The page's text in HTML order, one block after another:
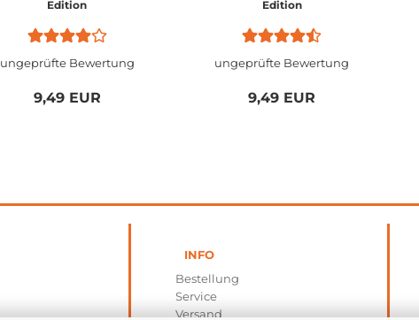
Edition
ungeprüfte Bewertung
9,49 EUR
Edition
ungeprüfte Bewertung
9,49 EUR
INFO
Bestellung
Service
Versand